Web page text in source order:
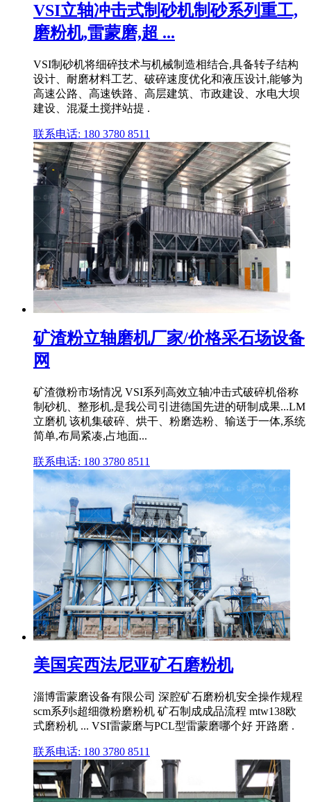
VSI立轴冲击式制砂机制砂系列重工,
磨粉机,雷蒙磨,超 ...
VSI制砂机将细碎技术与机械制造相结合,具备转子结构
设计、耐磨材料工艺、破碎速度优化和液压设计,能够为
高速公路、高速铁路、高层建筑、市政建设、水电大坝
建设、混凝土搅拌站提 .
联系电话: 180 3780 8511
矿渣粉立轴磨机厂家/价格采石场设备
网
矿渣微粉市场情况 VSI系列高效立轴冲击式破碎机俗称
制砂机、整形机,是我公司引进德国先进的研制成果...LM
立磨机 该机集破碎、烘干、粉磨选粉、输送于一体,系统
简单,布局紧凑,占地面...
联系电话: 180 3780 8511
美国宾西法尼亚矿石磨粉机
淄博雷蒙磨设备有限公司 深腔矿石磨粉机安全操作规程
scm系列s超细微粉磨粉机 矿石制成成品流程 mtw138欧
式磨粉机 ... VSI雷蒙磨与PCL型雷蒙磨哪个好 开路磨 .
联系电话: 180 3780 8511